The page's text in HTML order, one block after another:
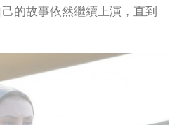
的故事依然繼續上演，直到